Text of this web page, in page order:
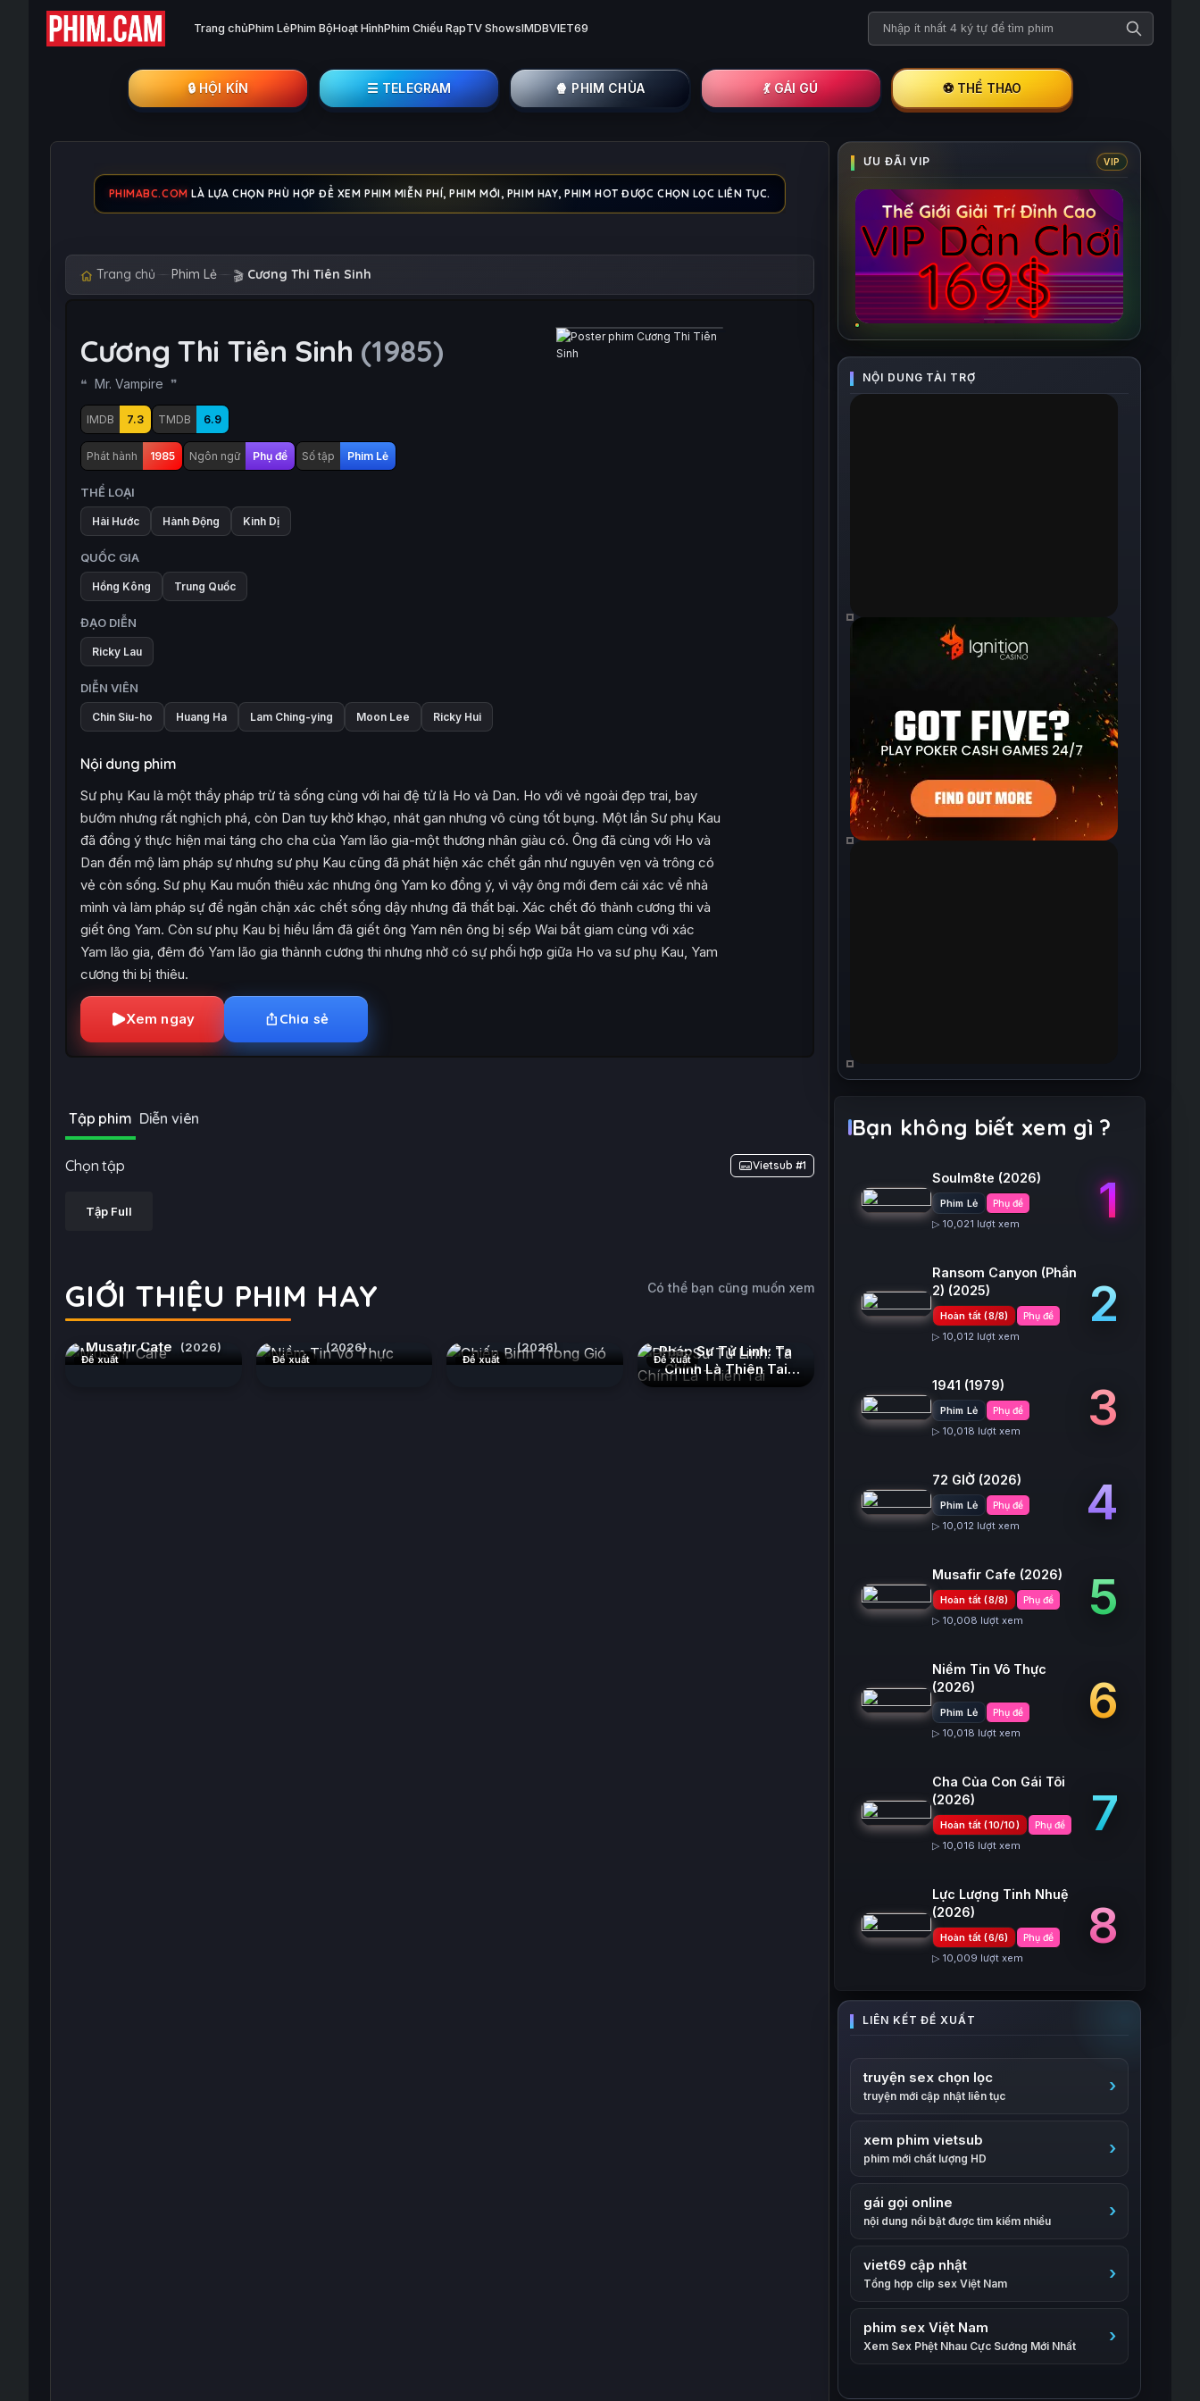
Trang chủPhim LẻPhim BộHoạt HìnhPhim Chiếu RạpTV ShowsIMDBVIET69 Tìm kiếm phim
🔒︎ HỘI KÍN ☰ TELEGRAM 🍿 PHIM CHÙA 💃 GÁI GÚ ⚽ THỂ THAO
PHIMABC.COM LÀ LỰA CHỌN PHÙ HỢP ĐỂ XEM PHIM MIỄN PHÍ, PHIM MỚI, PHIM HAY, PHIM HOT ĐƯỢC CHỌN LỌC LIÊN TỤC.
Trang chủ Phim Lẻ 🎬 Cương Thi Tiên Sinh
Cương Thi Tiên Sinh (1985)
Mr. Vampire
IMDB 7.3 TMDB 6.9
Phát hành 1985 Ngôn ngữ Phụ đề Số tập Phim Lẻ
THỂ LOẠI
Hài Hước Hành Động Kinh Dị
QUỐC GIA
Hồng Kông Trung Quốc
ĐẠO DIỄN
Ricky Lau
DIỄN VIÊN
Chin Siu-ho Huang Ha Lam Ching-ying Moon Lee Ricky Hui
Nội dung phim
Sư phụ Kau là một thầy pháp trừ tà sống cùng với hai đệ tử là Ho và Dan. Ho với vẻ ngoài đẹp trai, bay
bướm nhưng rất nghịch phá, còn Dan tuy khờ khạo, nhát gan nhưng vô cùng tốt bụng. Một lần Sư phụ Kau
đã đồng ý thực hiện mai táng cho cha của Yam lão gia-một thương nhân giàu có. Ông đã cùng với Ho và
Dan đến mộ làm pháp sự nhưng sư phụ Kau cũng đã phát hiện xác chết gần như nguyên vẹn và trông có
vẻ còn sống. Sư phụ Kau muốn thiêu xác nhưng ông Yam ko đồng ý, vì vậy ông mới đem cái xác về nhà
mình và làm pháp sự để ngăn chặn xác chết sống dậy nhưng đã thất bại. Xác chết đó thành cương thi và
giết ông Yam. Còn sư phụ Kau bị hiểu lầm đã giết ông Yam nên ông bị sếp Wai bắt giam cùng với xác
Yam lão gia, đêm đó Yam lão gia thànnh cương thi nhưng nhờ có sự phối hợp giữa Ho va sư phụ Kau, Yam
cương thi bị thiêu.
Xem ngay Chia sẻ
Tập phim Diễn viên
Chọn tập Vietsub #1
Tập Full
GIỚI THIỆU PHIM HAY Có thể bạn cũng muốn xem
Đề xuất
Musafir Cafe (2026)
Đề xuất
(2026)
Đề xuất
(2026)
Đề xuất
Pháp Sư Tử Linh: Ta
Chính Là Thiên Tai
(2026)
Bạn không biết xem gì ?
Soulm8te (2026)
Phim Lẻ Phụ đề
▷ 10,021 lượt xem 1
Ransom Canyon (Phần
2) (2025)
Hoàn tất (8/8) Phụ đề
▷ 10,012 lượt xem
2
1941 (1979)
Phim Lẻ Phụ đề
▷ 10,018 lượt xem 3
72 GIỜ (2026)
Phim Lẻ Phụ đề
▷ 10,012 lượt xem 4
Musafir Cafe (2026)
Hoàn tất (8/8) Phụ đề
▷ 10,008 lượt xem 5
Niềm Tin Vô Thực
(2026)
Phim Lẻ Phụ đề
▷ 10,018 lượt xem
6
Cha Của Con Gái Tôi
(2026)
Hoàn tất (10/10) Phụ đề
▷ 10,016 lượt xem
7
Lực Lượng Tinh Nhuệ
(2026)
Hoàn tất (6/6) Phụ đề
▷ 10,009 lượt xem
8
truyện sex chọn lọc
truyện mới cập nhật liên tục
xem phim vietsub
phim mới chất lượng HD
gái gọi online
nội dung nổi bật được tìm kiếm nhiều
viet69 cập nhật
Tổng hợp clip sex Việt Nam
phim sex Việt Nam
Xem Sex Phệt Nhau Cực Sướng Mới Nhất